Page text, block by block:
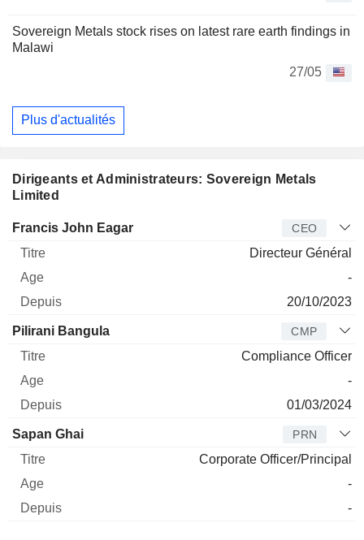
Sovereign Metals stock rises on latest rare earth findings in
Malawi
27/05
Plus d'actualités
Dirigeants et Administrateurs: Sovereign Metals
Limited
Dirigeant Titre Age
Francis John Eagar CEO
Directeur Général
-
20/10/2023
Pilirani Bangula CMP
Compliance Officer
-
01/03/2024
Sapan Ghai PRN
Corporate Officer/Principal
-
-